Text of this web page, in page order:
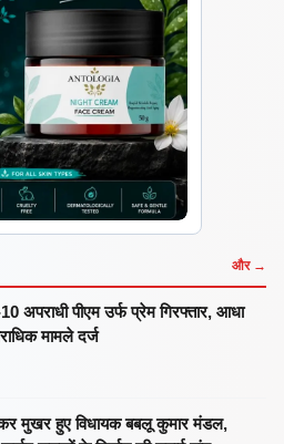
और →
अपराधी पीएम उर्फ प्रेम गिरफ्तार, आधा
मामले दर्ज
मुखर हुए विधायक बबलू कुमार मंडल,